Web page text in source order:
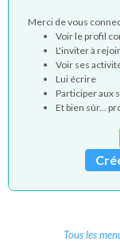
Merci de vous
Voir le profil
L'inviter à
Voir ses
Lui écrire
Participer aux
Et bien sûr...
Tous les